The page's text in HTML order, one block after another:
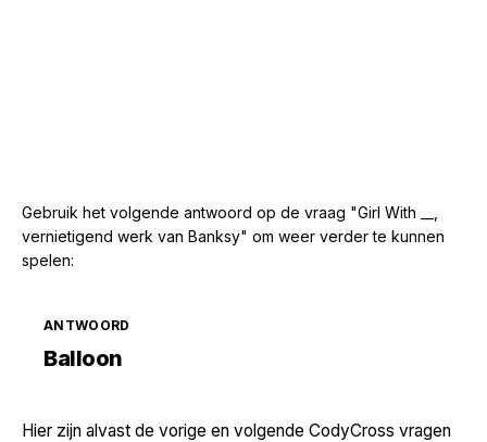
Gebruik het volgende antwoord op de vraag "Girl With __,
vernietigend werk van Banksy" om weer verder te kunnen
spelen:
ANTWOORD
Balloon
Hier zijn alvast de vorige en volgende CodyCross vragen